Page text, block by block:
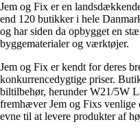
Jem og Fix er en
end 120 butikker i hele
og har siden da opbygget en
byggematerialer og værktøjer.
Jem og Fix er kendt for deres
konkurrencedygtige priser.
biltilbehør, herunder W21/5W
fremhæver Jem og Fixs venlige
evne til at levere produkter af